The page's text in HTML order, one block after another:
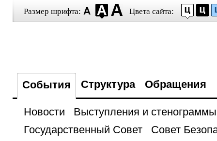
Размер шрифта: Цвета сайта:
События Структура Обращения
Новости
Выступления и стенограммы
Государственный Совет
Совет